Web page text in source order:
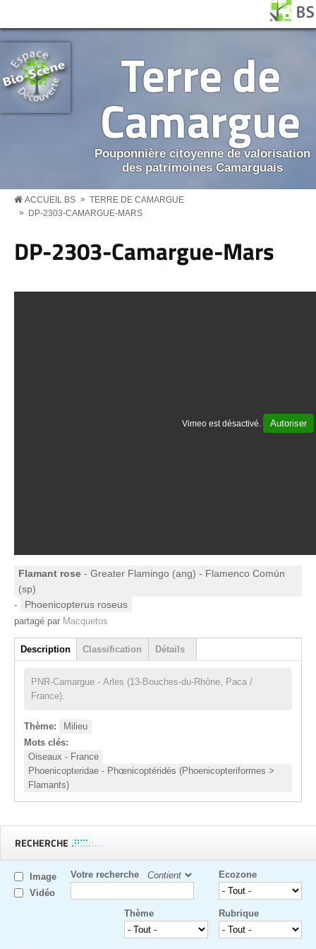
Terre de
Camargue
Pouponnière citoyenne de valorisation
des patrimoines Camarguais
BS MENU
ACCUEIL BS » TERRE DE CAMARGUE
»
DP-2303-CAMARGUE-MARS
DP-2303-Camargue-Mars
Vimeo est désactivé. Autoriser
Flamant rose - Greater Flamingo (ang) - Flamenco Común
(sp)
-
Phoenicopterus roseus
partagé par Macquetos
Group
Description
(onglet actif)
Classification Détails
PNR-Camargue - Arles (13-Bouches-du-Rhône, Paca /
France).
Thème:
Milieu
Mots clés:
Oiseaux - France
Phoenicopteridae - Phœnicoptéridés (Phoenicopteriformes >
Flamants)
RECHERCHE
Image
Vidéo
Votre recherche Ecozone
Rubrique
Thème